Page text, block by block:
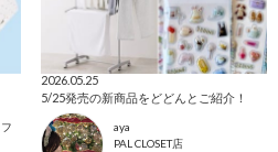
2026.05.25
5/25発売の新商品をどどんとご紹介！
aya
PAL CLOSET店